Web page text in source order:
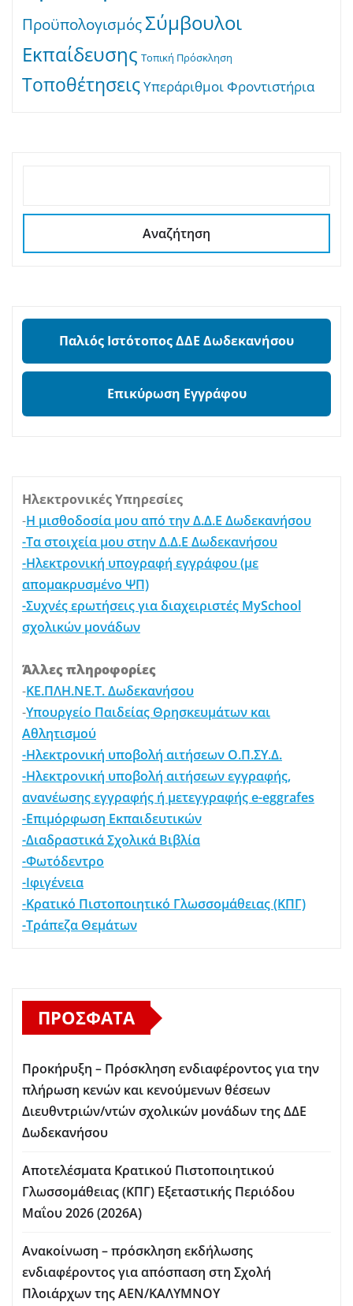
ΠροϋπολογισμόςΣύμβουλοι
Εκπαίδευσης Τοπική Πρόσκληση
ΤοποθέτησειςΥπεράριθμοι Φροντιστήρια
Αναζήτηση
Παλιός Ιστότοπος ΔΔΕ Δωδεκανήσου
Επικύρωση Εγγράφου
Ηλεκτρονικές Υπηρεσίες
-Η μισθοδοσία μου από την Δ.Δ.Ε Δωδεκανήσου
-Τα στοιχεία μου στην Δ.Δ.Ε Δωδεκανήσου
-Ηλεκτρονική υπογραφή εγγράφου (με
απομακρυσμένο ΨΠ)
-Συχνές ερωτήσεις για διαχειριστές MySchool
σχολικών μονάδων
Άλλες πληροφορίες
-ΚΕ.ΠΛΗ.ΝΕ.Τ. Δωδεκανήσου
-Υπουργείο Παιδείας Θρησκευμάτων και
Αθλητισμού
-Ηλεκτρονική υποβολή αιτήσεων Ο.Π.ΣΥ.Δ.
-Ηλεκτρονική υποβολή αιτήσεων εγγραφής,
ανανέωσης εγγραφής ή μετεγγραφής e-eggrafes
-Επιμόρφωση Εκπαιδευτικών
-Διαδραστικά Σχολικά Βιβλία
-Φωτόδεντρο
-Ιφιγένεια
-Κρατικό Πιστοποιητικό Γλωσσομάθειας (ΚΠΓ)
-Τράπεζα Θεμάτων
ΠΡΌΣΦΑΤΑ
Προκήρυξη – Πρόσκληση ενδιαφέροντος για την
πλήρωση κενών και κενούμενων θέσεων
Διευθντριών/ντών σχολικών μονάδων της ΔΔΕ
Δωδεκανήσου
Αποτελέσματα Κρατικού Πιστοποιητικού
Γλωσσομάθειας (ΚΠΓ) Εξεταστικής Περιόδου
Μαΐου 2026 (2026Α)
Ανακοίνωση – πρόσκληση εκδήλωσης
ενδιαφέροντος για απόσπαση στη Σχολή
Πλοιάρχων της ΑΕΝ/ΚΑΛΥΜΝΟΥ